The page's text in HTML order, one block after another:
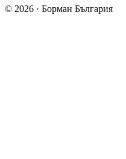
© 2026 · Борман България